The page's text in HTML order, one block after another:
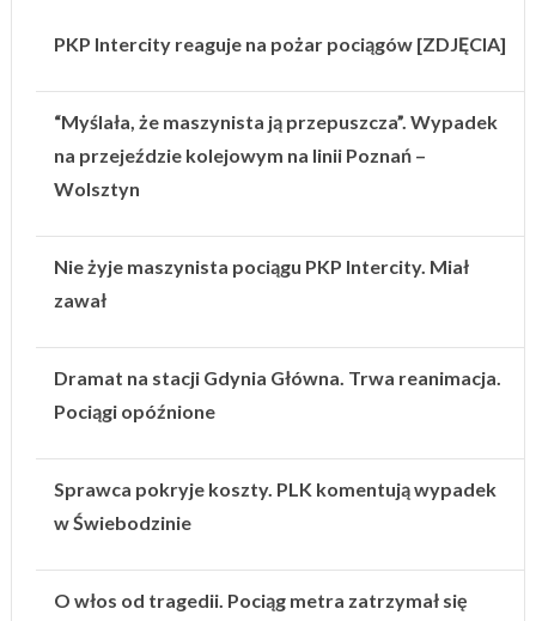
PKP Intercity reaguje na pożar pociągów [ZDJĘCIA]
“Myślała, że maszynista ją przepuszcza”. Wypadek
na przejeździe kolejowym na linii Poznań –
Wolsztyn
Nie żyje maszynista pociągu PKP Intercity. Miał
zawał
Dramat na stacji Gdynia Główna. Trwa reanimacja.
Pociągi opóźnione
Sprawca pokryje koszty. PLK komentują wypadek
w Świebodzinie
O włos od tragedii. Pociąg metra zatrzymał się